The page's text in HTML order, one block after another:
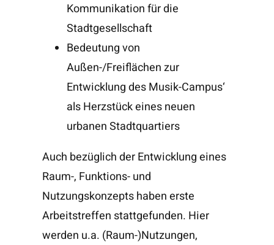
Kommunikation für die
Stadtgesellschaft
Bedeutung von
Außen-/Freiflächen zur
Entwicklung des Musik-Campus‘
als Herzstück eines neuen
urbanen Stadtquartiers
Auch bezüglich der Entwicklung eines
Raum-, Funktions- und
Nutzungskonzepts haben erste
Arbeitstreffen stattgefunden. Hier
werden u.a. (Raum-)Nutzungen,